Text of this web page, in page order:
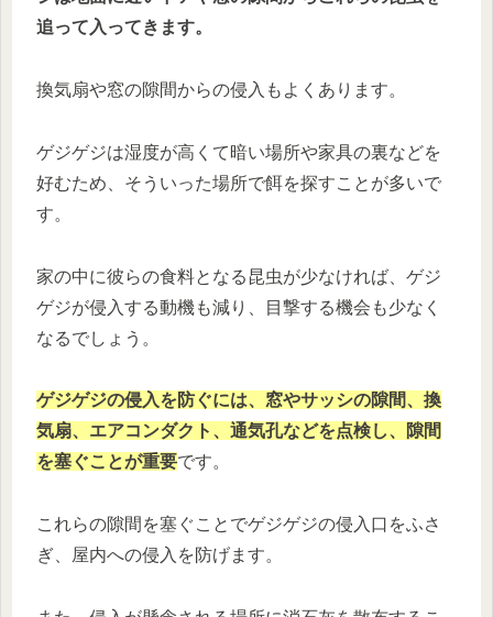
追って入ってきます。
換気扇や窓の隙間からの侵入もよくあります。
ゲジゲジは湿度が高くて暗い場所や家具の裏などを
好むため、そういった場所で餌を探すことが多いで
す。
家の中に彼らの食料となる昆虫が少なければ、ゲジ
ゲジが侵入する動機も減り、目撃する機会も少なく
なるでしょう。
ゲジゲジの侵入を防ぐには、窓やサッシの隙間、換
気扇、エアコンダクト、通気孔などを点検し、隙間
を塞ぐことが重要です。
これらの隙間を塞ぐことでゲジゲジの侵入口をふさ
ぎ、屋内への侵入を防げます。